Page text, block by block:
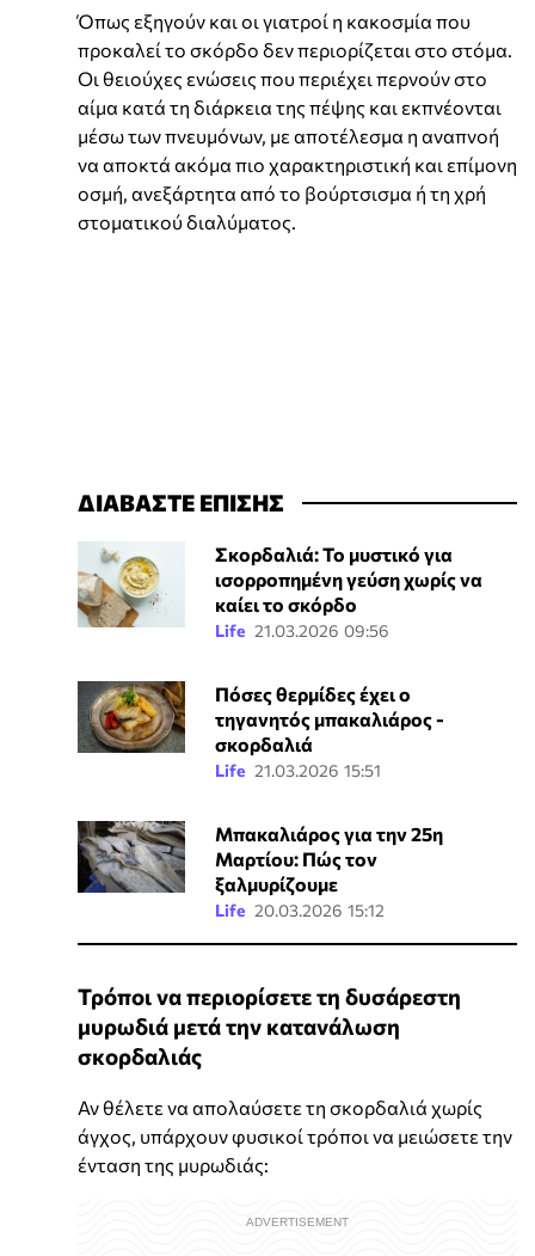
Όπως εξηγούν και οι γιατροί η κακοσμία που
προκαλεί το σκόρδο δεν περιορίζεται στο στόμα.
Οι θειούχες ενώσεις που περιέχει περνούν στο
αίμα κατά τη διάρκεια της πέψης και εκπνέονται
μέσω των πνευμόνων, με αποτέλεσμα η αναπνοή
να αποκτά ακόμα πιο χαρακτηριστική και επίμονη
οσμή, ανεξάρτητα από το βούρτσισμα ή τη χρή
στοματικού διαλύματος.
ΔΙΑΒΑΣΤΕ ΕΠΙΣΗΣ
Σκορδαλιά: Το μυστικό για
ισορροπημένη γεύση χωρίς να
καίει το σκόρδο
Life 21.03.2026 09:56
Πόσες θερμίδες έχει ο
τηγανητός μπακαλιάρος -
σκορδαλιά
Life 21.03.2026 15:51
Μπακαλιάρος για την 25η
Μαρτίου: Πώς τον
ξαλμυρίζουμε
Life 20.03.2026 15:12
Τρόποι να περιορίσετε τη δυσάρεστη
μυρωδιά μετά την κατανάλωση
σκορδαλιάς
Αν θέλετε να απολαύσετε τη σκορδαλιά χωρίς
άγχος, υπάρχουν φυσικοί τρόποι να μειώσετε την
ένταση της μυρωδιάς: